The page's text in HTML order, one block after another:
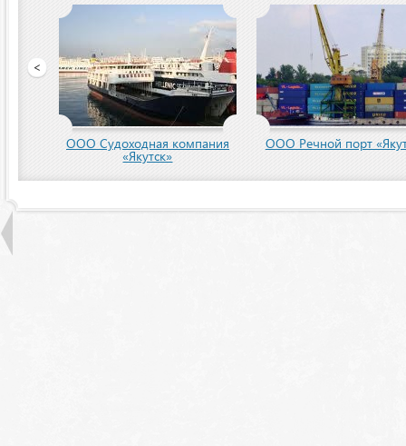
<
ООО Судоходная компания
«Якутск»
ООО Речной порт